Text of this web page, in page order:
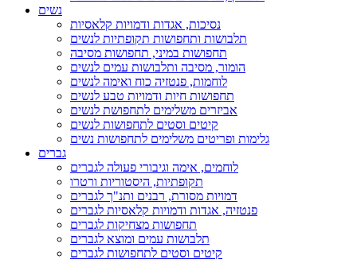
נשים
נסיכות, אגדות ודמויות קלאסיות
תלבושות ותחפושות תקופתיות לנשים
תחפושות במיני, תחפושות מסיבה
הומור, מסיבה ותלבושות עמים לנשים
לוחמות, פנטזיה כוח ואימה לנשים
תחפושות חיות ודמויות טבע לנשים
אביזרים משלימים לתחפושת לנשים
קיטים וסטים לתחפושות לנשים
גלימות ופריטים משלימים לתחפושות נשים
גברים
לוחמים, אימה וגיבורי פעולה לגברים
תקופתיות, היסטוריות ורטרו
דמויות מסורת, רבנים ותנ"ך לגברים
פנטזיה, אגדות ודמויות קלאסיות לגברים
תחפושות מצחיקות לגברים
תלבושות עמים ומוצא לגברים
קיטים וסטים לתחפושות לגברים